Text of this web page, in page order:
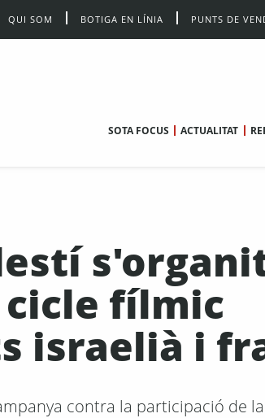
QUI SOM BOTIGA EN LÍNIA PUNTS DE
SOTA FOCUS ACTUALITAT
fílmic
israelià i
contra la participació de